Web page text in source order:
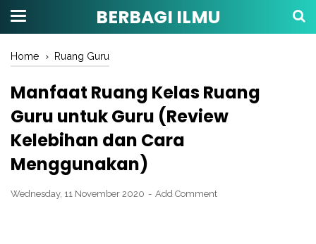
BERBAGI ILMU
Home › Ruang Guru
Manfaat Ruang Kelas Ruang
Guru untuk Guru (Review
Kelebihan dan Cara
Menggunakan)
Wednesday, 11 November 2020 Add Comment